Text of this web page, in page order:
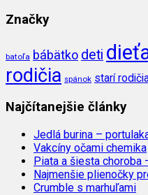
Značky
batoľa bábätko deti
rodičia spánok starí
Najčítanejšie články
Jedlá burina –
Vakcíny očami chemika
Piata a šiesta
Najmenšie plienočky
Crumble s marhuľami